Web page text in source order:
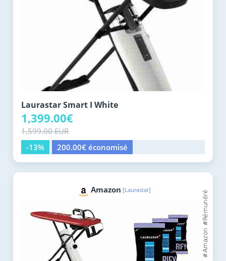
Laurastar Smart I White
1,399.00€
1,599.00 EUR
-13%
200.00€ économisé
Amazon [Laurastar]